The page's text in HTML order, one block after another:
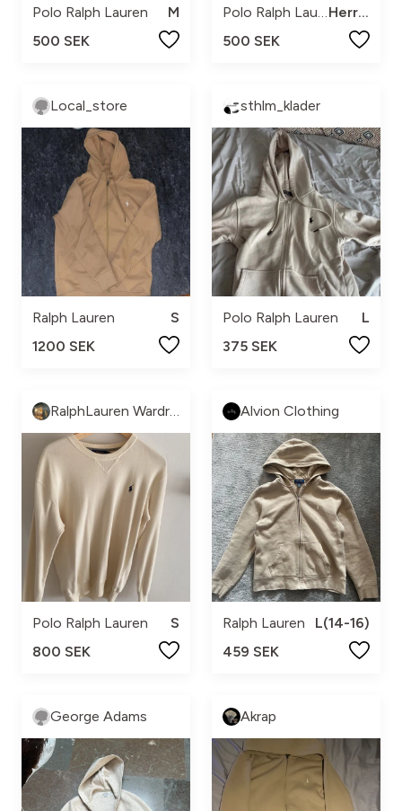
Polo Ralph Lauren
M
500 SEK
Polo Ralph Lauren
Herr M
500 SEK
Local_store
Ralph Lauren
S
1200 SEK
sthlm_klader
Polo Ralph Lauren
L
375 SEK
RalphLauren Wardrobe
Polo Ralph Lauren
S
800 SEK
Alvion Clothing
Ralph Lauren
L(14-16)
459 SEK
George Adams Akrap